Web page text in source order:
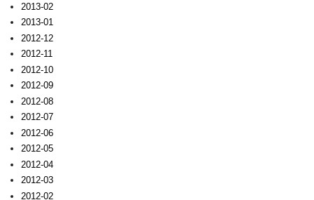
2013-02
2013-01
2012-12
2012-11
2012-10
2012-09
2012-08
2012-07
2012-06
2012-05
2012-04
2012-03
2012-02